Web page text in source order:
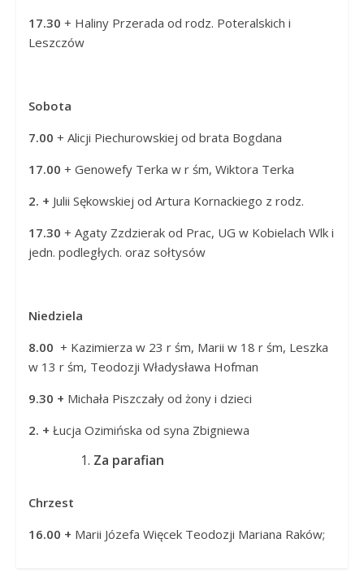
17.30 + Haliny Przerada od rodz. Poteralskich i
Leszczów
Sobota
7.00 + Alicji Piechurowskiej od brata Bogdana
17.00 + Genowefy Terka w r śm, Wiktora Terka
2. + Julii Sękowskiej od Artura Kornackiego z rodz.
17.30 + Agaty Zzdzierak od Prac, UG w Kobielach Wlk i
jedn. podległych. oraz sołtysów
Niedziela
8.00 + Kazimierza w 23 r śm, Marii w 18 r śm, Leszka
w 13 r śm, Teodozji Władysława Hofman
9.30 + Michała Piszczały od żony i dzieci
2. + Łucja Ozimińska od syna Zbigniewa
Za parafian
Chrzest
16.00 + Marii Józefa Więcek Teodozji Mariana Raków;